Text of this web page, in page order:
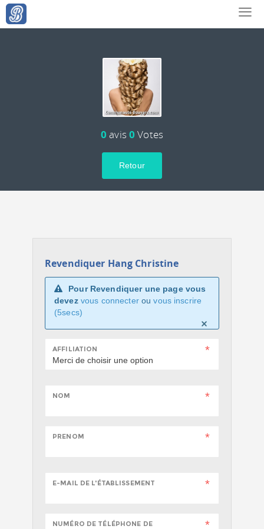
0 avis 0 Votes
Retour
Revendiquer Hang Christine
Pour Revendiquer une page vous
devez vous connecterouvous inscrire
(5secs)
AFFILIATION
NOM
PRENOM
E-MAIL DE L'ÉTABLISSEMENT
NUMÉRO DE TÉLÉPHONE DE